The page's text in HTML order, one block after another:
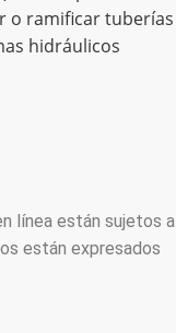
o ramificar tuberías
hidráulicos
línea están sujetos a
están expresados